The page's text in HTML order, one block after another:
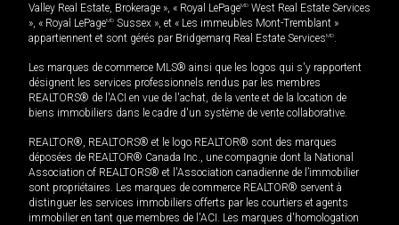
Valley Real Estate, Brokerage », « Royal LePageMD West Real Estate Services
», « Royal LePageMD Sussex », et « Les immeubles Mont-Tremblant »
appartiennent et sont gérés par Bridgemarq Real Estate ServicesMD.
Les marques de commerce MLS® ainsi que les logos qui s'y rapportent
désignent les services professionnels rendus par les membres
REALTORS® de l'ACI en vue de l'achat, de la vente et de la location de
biens immobiliers dans le cadre d'un système de vente collaborative.
REALTOR®, REALTORS® et le logo REALTOR® sont des marques
déposées de REALTOR® Canada Inc., une compagnie dont la National
Association of REALTORS® et l'Association canadienne de l’immobilier
sont propriétaires. Les marques de commerce REALTOR® servent à
distinguer les services immobiliers offerts par les courtiers et agents
immobilier en tant que membres de l'ACI. Les marques d'homologation